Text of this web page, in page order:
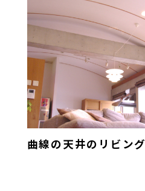
曲線の天井のリビング